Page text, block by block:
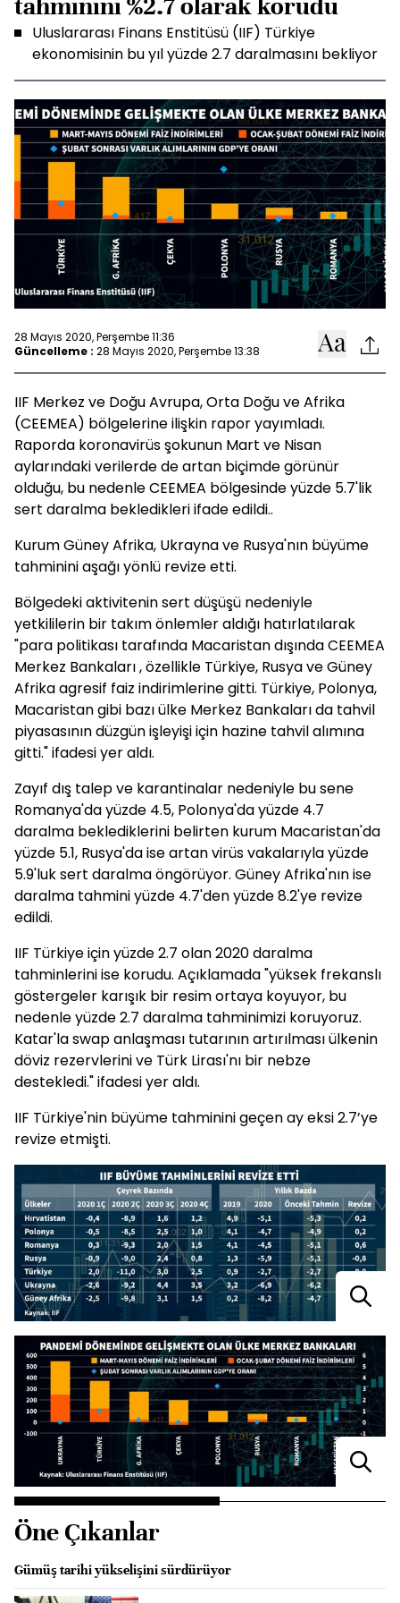
tahminini %2.7 olarak korudu
Uluslararası Finans Enstitüsü (IIF) Türkiye
ekonomisinin bu yıl yüzde 2.7 daralmasını bekliyor
28 Mayıs 2020, Perşembe 11:36
Güncelleme : 28 Mayıs 2020, Perşembe 13:38
IIF Merkez ve Doğu Avrupa, Orta Doğu ve Afrika
(CEEMEA) bölgelerine ilişkin rapor yayımladı.
Raporda koronavirüs şokunun Mart ve Nisan
aylarındaki verilerde de artan biçimde görünür
olduğu, bu nedenle CEEMEA bölgesinde yüzde 5.7'lik
sert daralma bekledikleri ifade edildi..
Kurum Güney Afrika, Ukrayna ve Rusya'nın büyüme
tahminini aşağı yönlü revize etti.
Bölgedeki aktivitenin sert düşüşü nedeniyle
yetkililerin bir takım önlemler aldığı hatırlatılarak
"para politikası tarafında Macaristan dışında CEEMEA
Merkez Bankaları , özellikle Türkiye, Rusya ve Güney
Afrika agresif faiz indirimlerine gitti. Türkiye, Polonya,
Macaristan gibi bazı ülke Merkez Bankaları da tahvil
piyasasının düzgün işleyişi için hazine tahvil alımına
gitti." ifadesi yer aldı.
Zayıf dış talep ve karantinalar nedeniyle bu sene
Romanya'da yüzde 4.5, Polonya'da yüzde 4.7
daralma beklediklerini belirten kurum Macaristan'da
yüzde 5.1, Rusya'da ise artan virüs vakalarıyla yüzde
5.9'luk sert daralma öngörüyor. Güney Afrika'nın ise
daralma tahmini yüzde 4.7'den yüzde 8.2'ye revize
edildi.
IIF Türkiye için yüzde 2.7 olan 2020 daralma
tahminlerini ise korudu. Açıklamada "yüksek frekanslı
göstergeler karışık bir resim ortaya koyuyor, bu
nedenle yüzde 2.7 daralma tahminimizi koruyoruz.
Katar'la swap anlaşması tutarının artırılması ülkenin
döviz rezervlerini ve Türk Lirası'nı bir nebze
destekledi." ifadesi yer aldı.
IIF Türkiye'nin büyüme tahminini geçen ay eksi 2.7’ye
revize etmişti.
Öne Çıkanlar
Gümüş tarihi yükselişini sürdürüyor